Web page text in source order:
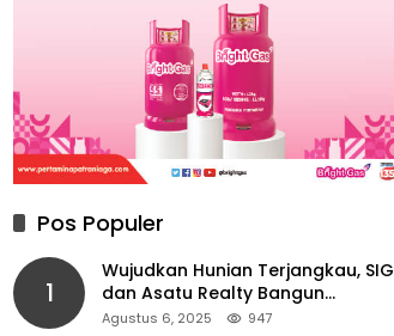
Pos Populer
1
Wujudkan Hunian Terjangkau, SIG
dan Asatu Realty Bangun
Perumahan di Cianjur
Agustus 6, 2025 947